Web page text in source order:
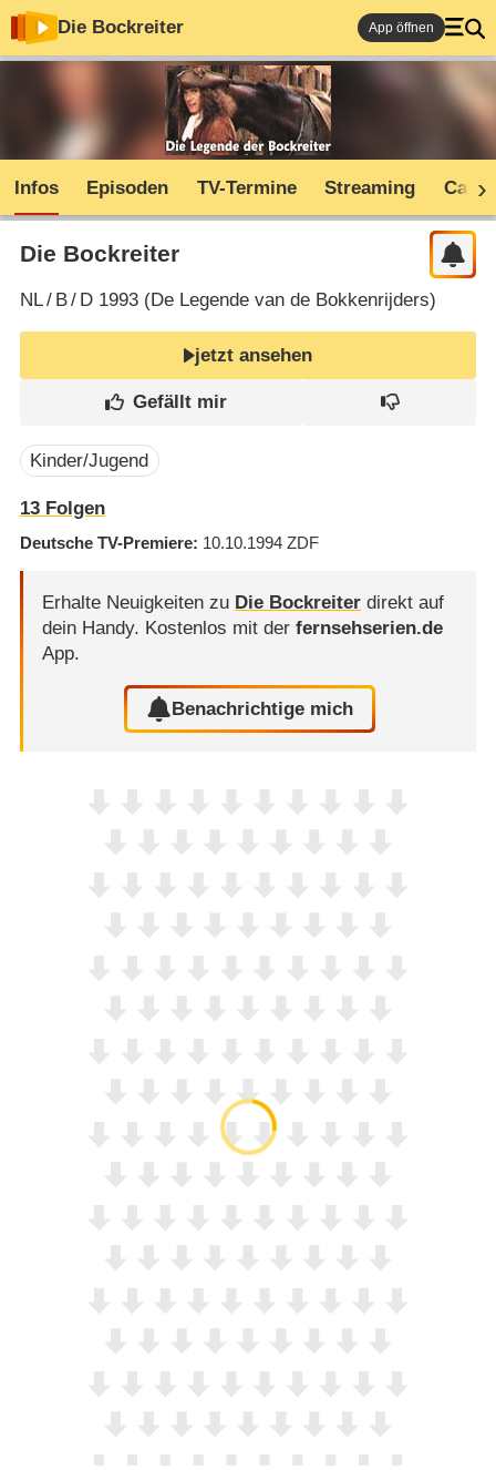
Die Bockreiter App öffnen
Infos Episoden TV-Termine Streaming Cast
Die Bockreiter
NL/ B/ D1993 (De Legende van de Bokkenrijders)
jetzt ansehen
Kinder/Jugend
13Folgen
Deutsche TV-Premiere 10.10.1994 ZDF
Erhalte Neuigkeiten zu Die Bockreiterdirekt auf
dein Handy. Kostenlos mit der fernsehserien.de
App.
Benachrichtige mich